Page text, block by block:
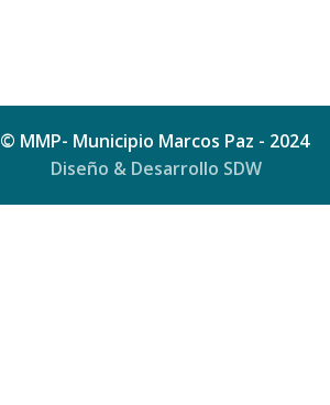
© MMP- Municipio Marcos Paz - 2024
Diseño & Desarrollo SDW